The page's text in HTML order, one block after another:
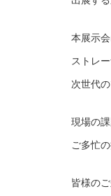
本展示
ストレ
次世代
現場の
ご多忙
皆様の